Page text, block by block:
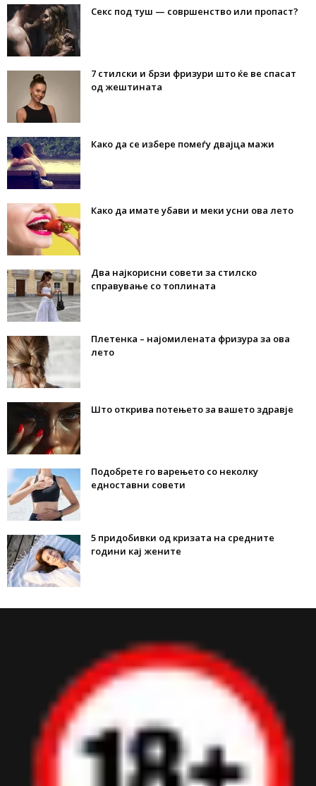
Секс под туш — совршенство или пропаст?
7 стилски и брзи фризури што ќе ве спасат
од жештината
Како да се избере помеѓу двајца мажи
Како да имате убави и меки усни ова лето
Два најкорисни совети за стилско
справување со топлината
Плетенка – најомилената фризура за ова
лето
Што открива потењето за вашето здравје
Подобрете го варењето со неколку
едноставни совети
5 придобивки од кризата на средните
години кај жените